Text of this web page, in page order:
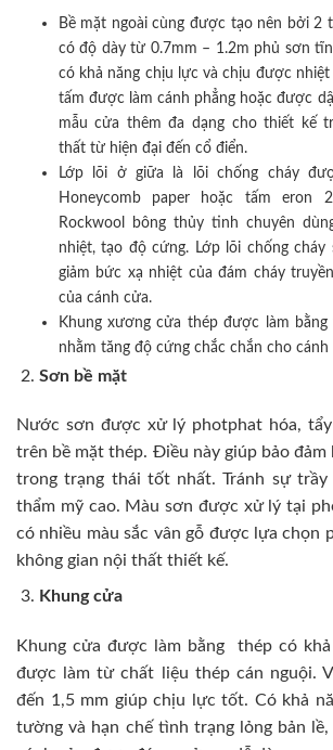
Bề mặt ngoài cùng được tạo nên bởi 2
có độ dày từ 0.7mm – 1.2m phủ sơn
có khả năng chịu lực và chịu được
tấm được làm cánh phẳng hoặc được
mẫu cửa thêm đa dạng cho thiết kế
thất từ hiện đại đến cổ điển.
Lớp lõi ở giữa là lõi chống cháy
Honeycomb paper hoặc tấm eron
Rockwool bông thủy tinh chuyên
nhiệt, tạo độ cứng. Lớp lõi chống cháy
giảm bức xạ nhiệt của đám cháy
của cánh cửa.
Khung xương cửa thép được làm
nhằm tăng độ cứng chắc chắn cho
Sơn bề mặt
Nước sơn được xử lý photphat hóa,
trên bề mặt thép. Điều này giúp bảo
trong trạng thái tốt nhất. Tránh sự
thẩm mỹ cao. Màu sơn được xử lý tại
có nhiều màu sắc vân gỗ được lựa chọn
không gian nội thất thiết kế.
Khung cửa
Khung cửa được làm bằng thép có
được làm từ chất liệu thép cán nguội.
đến 1,5 mm giúp chịu lực tốt. Có khả
tường và hạn chế tình trạng lỏng bản lề,